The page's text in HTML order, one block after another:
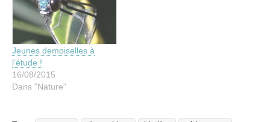
La cuisson à la vapeur
permet par contre de
maintenir de belles
couleurs à…
Jeunes demoiselles à
l’étude !
16/08/2015
Dans "Nature"